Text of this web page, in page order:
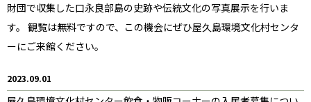
財団で収集した口永良部島の史跡や伝統文化の写真展示を行いま
す。 観覧は無料ですので、この機会にぜひ屋久島環境文化村センタ
ーにご来館ください。
2023.09.01